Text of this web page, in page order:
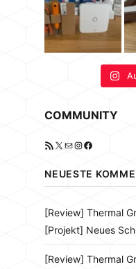
COMMUNITY
RSS-Feed
X E-MailInstagram
Facebook
NEUESTE
[Review] Thermal
[Projekt] Neues
[Review] Thermal